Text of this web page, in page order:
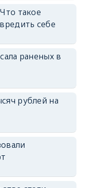
такое
себе
раненых в
рублей на